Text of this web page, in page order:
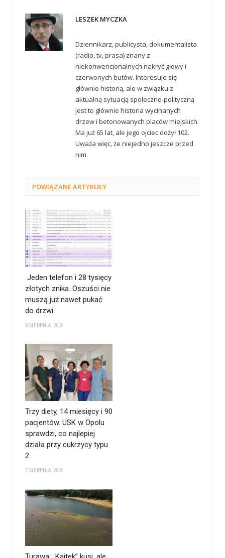
LESZEK MYCZKA
Dziennikarz, publicysta, dokumentalista
(radio, tv, prasa) znany z
niekonwencjonalnych nakryć głowy i
czerwonych butów. Interesuje się
głównie historią, ale w związku z
aktualną sytuacją społeczno-polityczną
jest to głównie historia wycinanych
drzew i betonowanych placów miejskich.
Ma już 65 lat, ale jego ojciec dożył 102.
Uważa więc, że niejedno jeszcze przed
nim.
POWIĄZANEARTYKUŁY
Jeden telefon i 28 tysięcy
złotych znika. Oszuści nie
muszą już nawet pukać
do drzwi
8 SIERPNIA 2026
Trzy diety, 14 miesięcy i 90
pacjentów. USK w Opolu
sprawdzi, co najlepiej
działa przy cukrzycy typu
2
7 SIERPNIA 2026